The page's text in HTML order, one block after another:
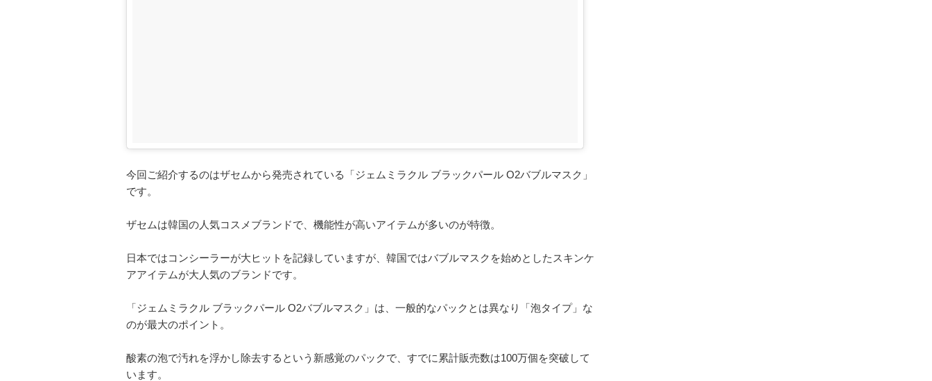
今回ご紹介するのはザセムから発売されている「ジェムミラクル ブラックパール O2バブルマスク」
です。
ザセムは韓国の人気コスメブランドで、機能性が高いアイテムが多いのが特徴。
日本ではコンシーラーが大ヒットを記録していますが、韓国ではバブルマスクを始めとしたスキンケ
アアイテムが大人気のブランドです。
「ジェムミラクル ブラックパール O2バブルマスク」は、一般的なパックとは異なり「泡タイプ」な
のが最大のポイント。
酸素の泡で汚れを浮かし除去するという新感覚のパックで、すでに累計販売数は100万個を突破して
います。